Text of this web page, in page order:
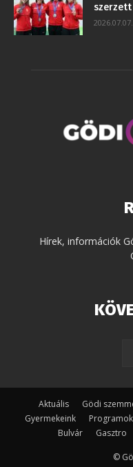
szerzett
2026.07.07.
Hírek, információk
Aktuális Gödi
Gyermekeink
Programok
Bulvár
Gasztro
©